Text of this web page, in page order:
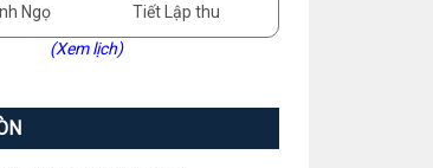
Ngọ
Tiết Lập thu
(Xem lịch)